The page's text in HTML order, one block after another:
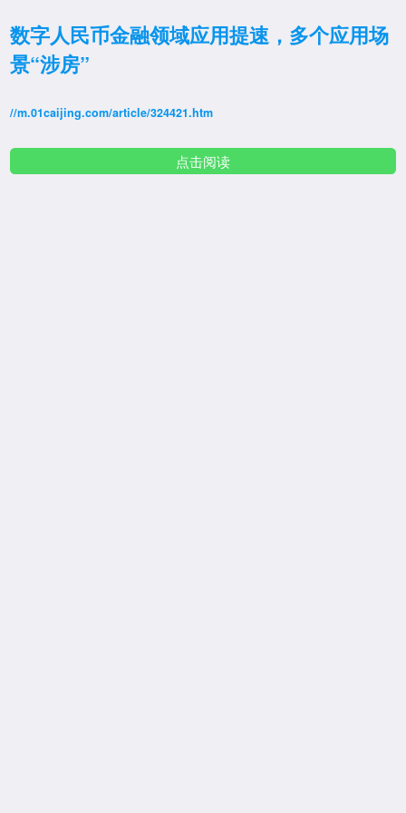
数字人民币金融领域应用提速，多个应用场
景“涉房”
//m.01caijing.com/article/324421.htm
点击阅读